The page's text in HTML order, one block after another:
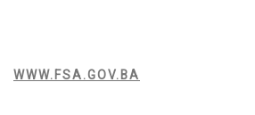
WWW.FSA.GOV.BA